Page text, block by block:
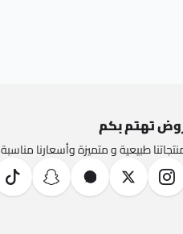
تهتم بكم
طبيعية و متميزة وأسعارنا مناسبة